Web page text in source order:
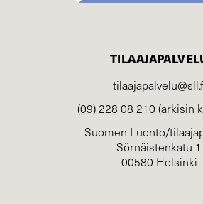
(09) 228 08 210 (arkisin
Suomen Luonto/
Sörnäistenkatu 1
00580 Helsinki